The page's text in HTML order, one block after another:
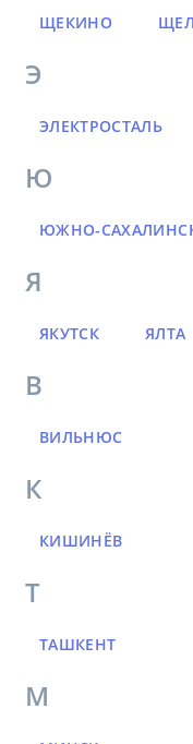
ЩЕКИНО
Э
ЭЛЕКТРОСТАЛЬ
Ю
ЮЖНО-
Я
ЯКУТСК ЯЛТА
В
ВИЛЬНЮС
К
КИШИНЁВ
Т
ТАШКЕНТ
М